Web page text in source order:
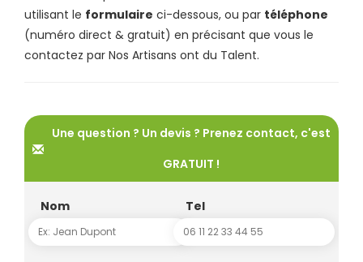
utilisant le formulaire ci-dessous, ou par téléphone
(numéro direct & gratuit) en précisant que vous le
contactez par Nos Artisans ont du Talent.
Une question ? Un devis ? Prenez contact, c'est
GRATUIT !
Nom Tel